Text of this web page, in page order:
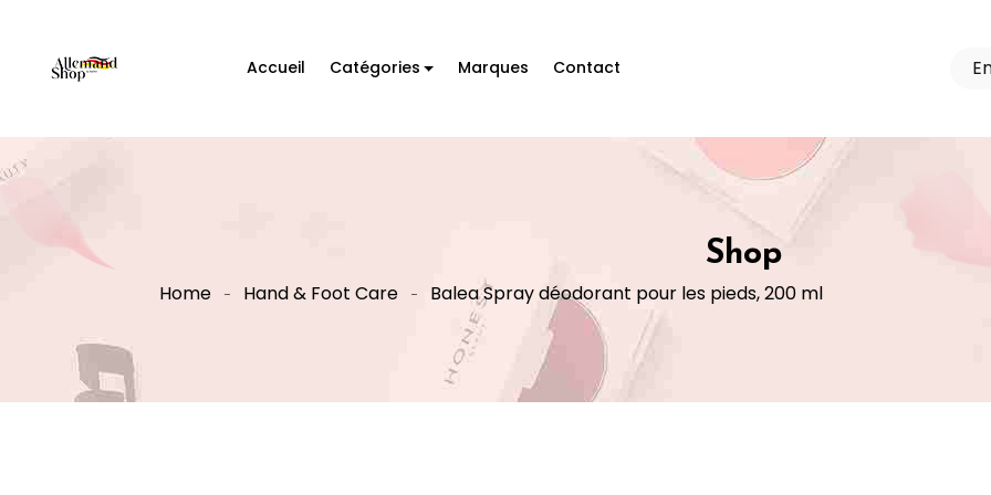
Accueil Catégories Marques Contact
Shop
Home Hand & Foot Care Balea Spray déodorant pour les pieds, 200 ml